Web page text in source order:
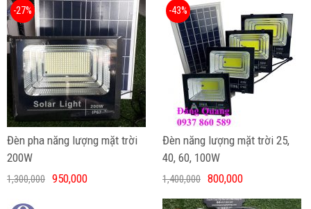
Đèn pha năng lượng mặt trời
200W
-27%
1,300,000 950,000
Đèn năng lượng mặt trời 25,
40, 60, 100W
-43%
1,400,000 800,000